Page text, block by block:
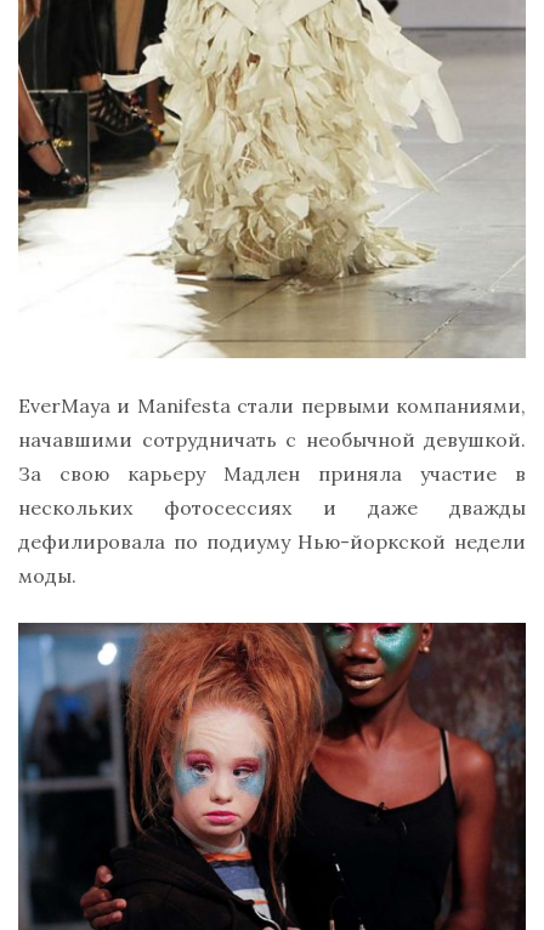
EverMaya и Manifesta стали первыми компаниями,
начавшими сотрудничать с необычной девушкой.
За свою карьеру Мадлен приняла участие в
нескольких фотосессиях и даже дважды
дефилировала по подиуму Нью-йоркской недели
моды.